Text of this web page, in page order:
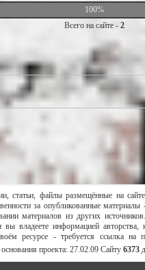
100%
Всего на сайте - 2
статьи, файлы размещённые на
за опубликованные
материалов из других
владеете информацией авторства,
ресурсе - требуется ссылка на
основания проекта: 27.02.09 Сайту 6373